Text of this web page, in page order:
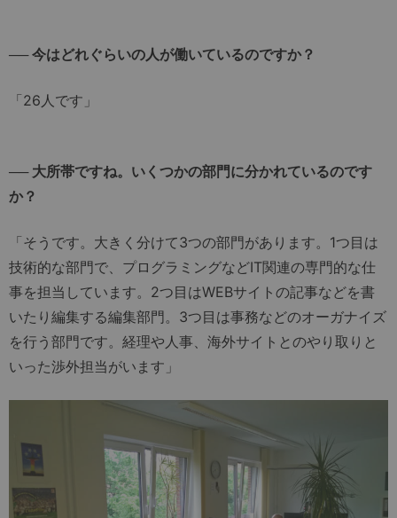
── 今はどれぐらいの人が働いているのですか？
「26人です」
── 大所帯ですね。いくつかの部門に分かれているのです
か？
「そうです。大きく分けて3つの部門があります。1つ目は
技術的な部門で、プログラミングなどIT関連の専門的な仕
事を担当しています。2つ目はWEBサイトの記事などを書
いたり編集する編集部門。3つ目は事務などのオーガナイズ
を行う部門です。経理や人事、海外サイトとのやり取りと
いった渉外担当がいます」